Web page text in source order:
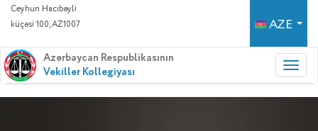
Ceyhun Hacıbəyli
küçəsi 100, AZ1007
AZE
Azərbaycan Respublikasının
Vəkillər Kollegiyası